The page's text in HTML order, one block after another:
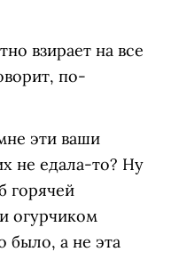
взирает на все
по-
эти ваши
не едала-то? Ну
горячей
огурчиком
было, а не эта